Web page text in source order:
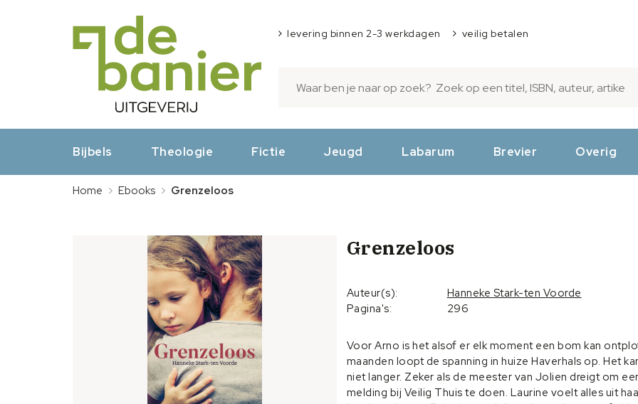
levering binnen 2-3 werkdagen veilig betalen
Bijbels Theologie Fictie Jeugd Labarum Brevier Overig
Home Ebooks Grenzeloos
Grenzeloos
Auteur(s):
Hanneke Stark-ten Voorde
Pagina's:
296
Voor Arno is het alsof er elk moment een bom kan
maanden loopt de spanning in huize Haverhals op. Het
niet langer. Zeker als de meester van Jolien dreigt om
melding bij Veilig Thuis te doen. Laurine voelt alles uit